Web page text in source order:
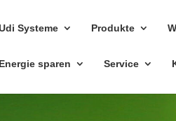
Sys­teme Pro­dukte
Energie sparen Ser­vice